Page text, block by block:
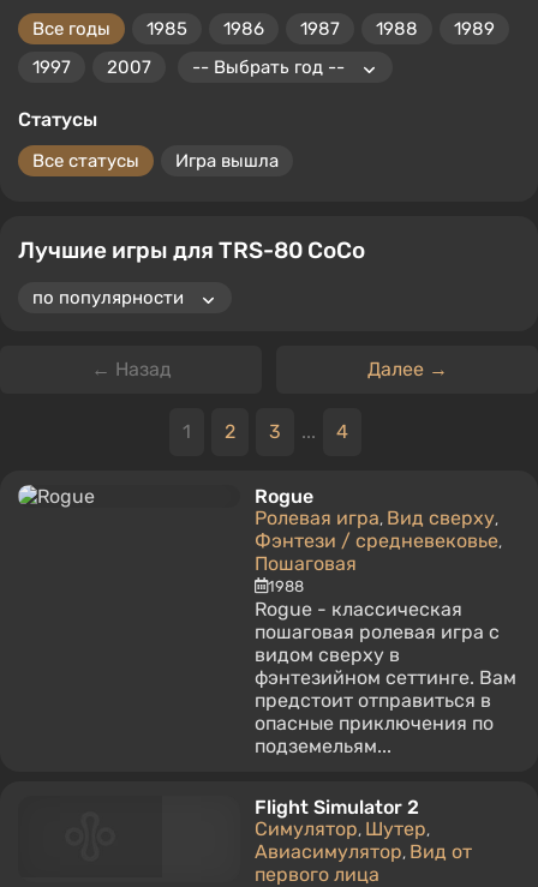
Все годы 1985 1986 1987 1988
1989
1997
2007
Статусы
Все статусы Игра вышла
Лучшие игры для TRS-80 CoCo
← Назад Далее →
1 2 3 ... 4
Rogue
Ролевая игра, Вид сверху,
Фэнтези / средневековье,
Пошаговая
1988
Rogue - классическая
пошаговая ролевая игра с
видом сверху в
фэнтезийном сеттинге. Вам
предстоит отправиться в
опасные приключения по
подземельям...
Flight Simulator 2
Симулятор, Шутер,
Авиасимулятор, Вид от
первого лица